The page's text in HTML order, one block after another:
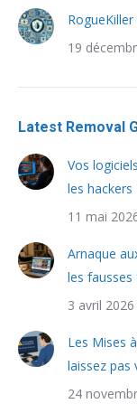
19
Latest Removal
Vos
les hackers
11 mai
Arnaque
les
3 avril 2026
Les Mises
laissez pas
24